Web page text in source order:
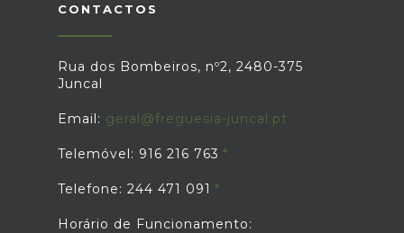
descentralizada e em estreita
empenhados em apoiar esta iniciativa.
CONTACTOS
Rua dos Bombeiros, nº2, 2480-375
Juncal
Email: geral@freguesia-juncal.pt
Telemóvel: 916 216 763
Telefone: 244 471 091
Horário de Funcionamento: